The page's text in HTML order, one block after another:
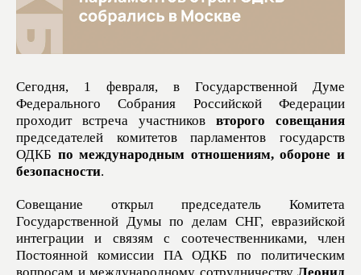
Сегодня, 1 февраля, в Государственной Думе
Федерального Собрания Российской Федерации
проходит встреча участников второго совещания
председателей комитетов парламентов государств
ОДКБ по международным отношениям, обороне и
безопасности.
Совещание открыл председатель Комитета
Государственной Думы по делам СНГ, евразийской
интеграции и связям с соотечественниками, член
Постоянной комиссии ПА ОДКБ по политическим